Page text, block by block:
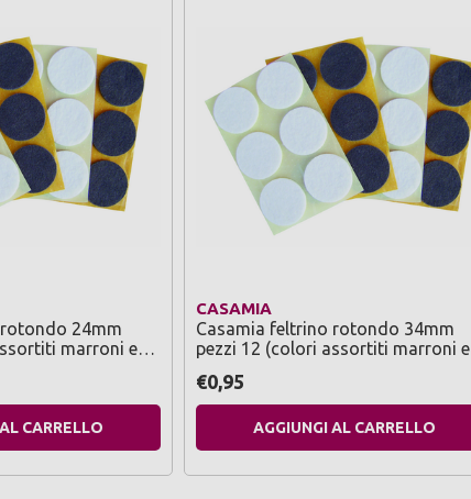
24mm
CARRELLO
CASAMIA
Casamia feltrino rotondo 34mm
pezzi 12 (colori assortiti marroni e
€0,95
AGGIUNGI AL CARRELLO